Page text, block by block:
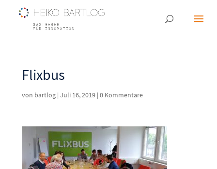
Flixbus
von bartlog| Juli 16, 2019| 0 Kommentare